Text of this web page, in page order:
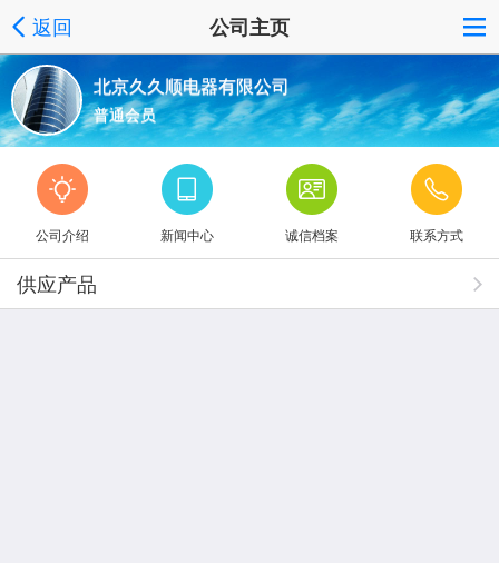
返回 公司主页
北京久久顺电器有限公司
普通会员
公司介绍 新闻中心 诚信档案 联系方式
供应产品